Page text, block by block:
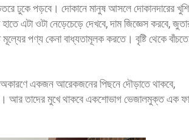
ঢুকে পড়বে। দোকানে মানুষ আসলে দোকানদারের খুশি
এটা ওটা নেড়েচেড়ে দেখবে, দাম জিজ্ঞেস করবে,
পণ্য কেনা বাধ্যতামূলক করতে। বৃষ্টি থেকে বাঁচতে
অকারণে একজন আরেকজনের পিছনে দৌড়াতে থাকবে,
আর তাদের মুখে থাকবে একশোভাগ ভেজালমুক্ত এক